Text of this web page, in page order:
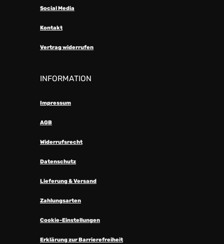
Social Media
Kontakt
Vertrag widerrufen
INFORMATION
Impressum
AGB
Widerrufsrecht
Datenschutz
Lieferung & Versand
Zahlungsarten
Cookie-Einstellungen
Erklärung zur Barrierefreiheit